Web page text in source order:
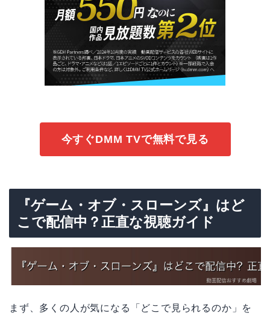
今すぐDMM TVで無料で見る
『ゲーム・オブ・スローンズ』はど
こで配信中？正直な視聴ガイド
まず、多くの人が気になる「どこで見られるのか」を